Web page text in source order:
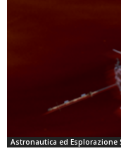
Astronautica ed Esplorazione